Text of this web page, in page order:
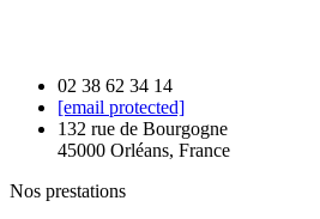
02 38 62 34 14
[email protected]
132 rue de Bourgogne
45000 Orléans, France
Nos prestations